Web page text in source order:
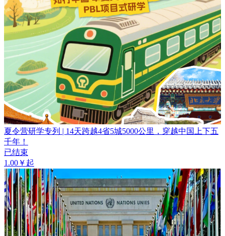
夏令营研学专列 | 14天跨越4省5城5000公里，穿越中国上下五
千年！
已结束
1.00￥起